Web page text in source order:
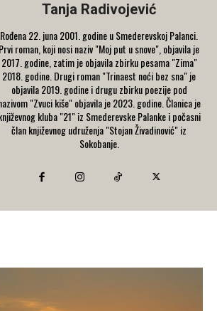
Tanja Radivojević
Rođena 22. juna 2001. godine u Smederevskoj Palanci.
Prvi roman, koji nosi naziv "Moj put u snove", objavila je
2017. godine, zatim je objavila zbirku pesama "Zima"
2018. godine. Drugi roman "Trinaest noći bez sna" je
objavila 2019. godine i drugu zbirku poezije pod
"Zvuci kiše" objavila je 2023. godine. Članica je
kluba "21" iz Smederevske Palanke i počasni
član književnog udruženja "Stojan Živadinović" iz
Sokobanje.